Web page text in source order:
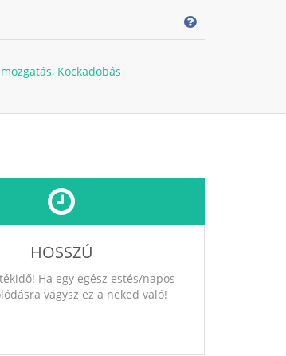
, Kockadobás
HOSSZÚ
Ha egy egész estés/napos
vágysz ez a neked való!